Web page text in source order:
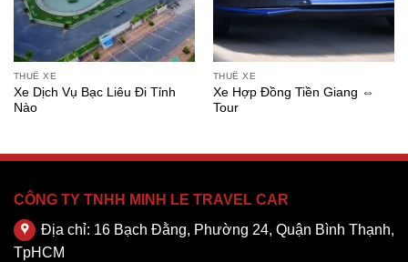
THUÊ XE
Xe Dịch Vụ Bạc Liêu Đi Tỉnh
Nào
THUÊ XE
Xe Hợp Đồng Tiền Giang ⇔
Tour
CÔNG TY TNHH MINH LE TRAVEL CAR
Địa chỉ: 16 Bạch Đằng, Phường 24, Quận Bình Thạnh,
TpHCM